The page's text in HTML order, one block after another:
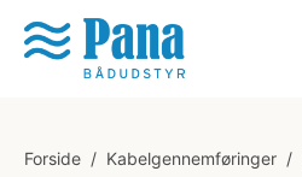
Forside / Kabelgennemføringer /